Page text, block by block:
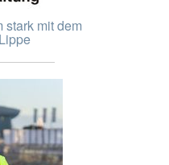
mit dem